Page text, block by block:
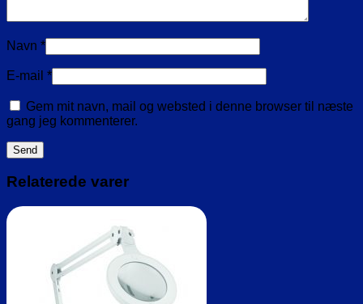
Navn *
E-mail *
Gem mit navn, mail og websted i denne browser til næste
gang jeg kommenterer.
Relaterede varer